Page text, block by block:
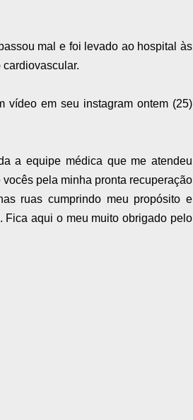
mal e foi levado ao hospital às
vídeo em seu instagram ontem (25)
a equipe médica que me atendeu
pela minha pronta recuperação
ruas cumprindo meu propósito e
Fica aqui o meu muito obrigado pelo